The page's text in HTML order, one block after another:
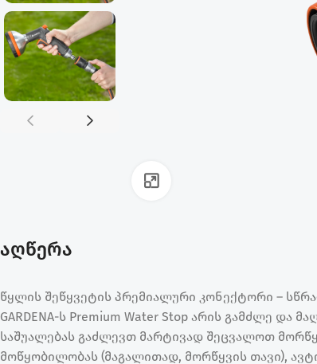
აღწერა
წყლის შეწყვეტის პრემიალური კონექტორი –
GARDENA-ს Premium Water Stop არის გამძლე
საშუალებას გაძლევთ მარტივად შეცვალოთ
მოწყობილობას (მაგალითად, მორწყვის თავი),